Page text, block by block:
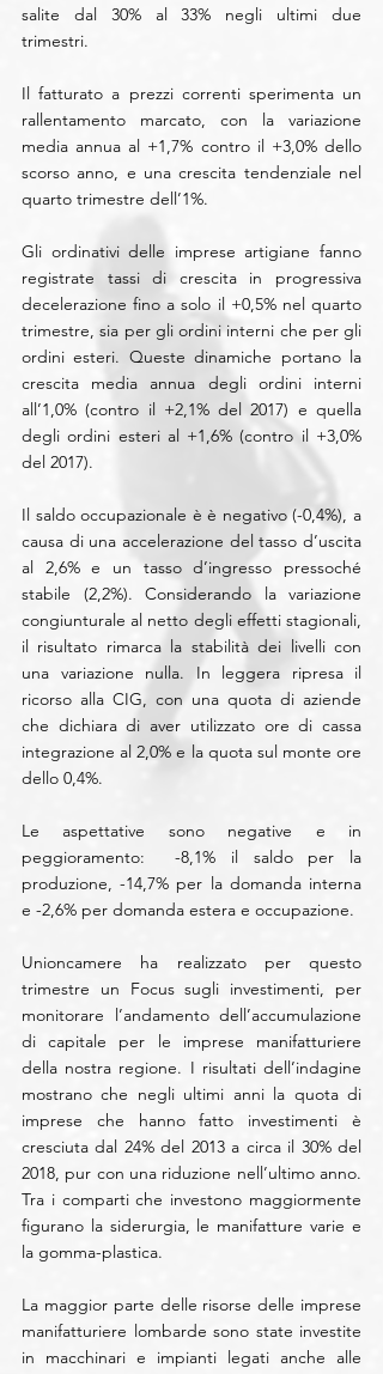
salite dal 30% al 33% negli ultimi due
trimestri.
Il fatturato a prezzi correnti sperimenta un
rallentamento marcato, con la variazione
media annua al +1,7% contro il +3,0% dello
scorso anno, e una crescita tendenziale nel
quarto trimestre dell’1%.
Gli ordinativi delle imprese artigiane fanno
registrate tassi di crescita in progressiva
decelerazione fino a solo il +0,5% nel quarto
trimestre, sia per gli ordini interni che per gli
ordini esteri. Queste dinamiche portano la
crescita media annua degli ordini interni
all’1,0% (contro il +2,1% del 2017) e quella
degli ordini esteri al +1,6% (contro il +3,0%
del 2017).
Il saldo occupazionale è è negativo (-0,4%), a
causa di una accelerazione del tasso d’uscita
al 2,6% e un tasso d’ingresso pressoché
stabile (2,2%). Considerando la variazione
congiunturale al netto degli effetti stagionali,
il risultato rimarca la stabilità dei livelli con
una variazione nulla. In leggera ripresa il
ricorso alla CIG, con una quota di aziende
che dichiara di aver utilizzato ore di cassa
integrazione al 2,0% e la quota sul monte ore
dello 0,4%.
Le aspettative sono negative e in
peggioramento:  -8,1% il saldo per la
produzione, -14,7% per la domanda interna
e -2,6% per domanda estera e occupazione.
Unioncamere ha realizzato per questo
trimestre un Focus sugli investimenti, per
monitorare l’andamento dell’accumulazione
di capitale per le imprese manifatturiere
della nostra regione. I risultati dell’indagine
mostrano che negli ultimi anni la quota di
imprese che hanno fatto investimenti è
cresciuta dal 24% del 2013 a circa il 30% del
2018, pur con una riduzione nell’ultimo anno.
Tra i comparti che investono maggiormente
figurano la siderurgia, le manifatture varie e
la gomma-plastica.
La maggior parte delle risorse delle imprese
manifatturiere lombarde sono state investite
in macchinari e impianti legati anche alle